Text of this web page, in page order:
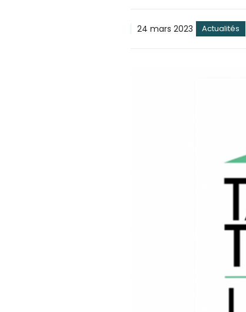
24 mars 2023 Actualités